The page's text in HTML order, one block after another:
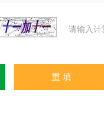
请输入计